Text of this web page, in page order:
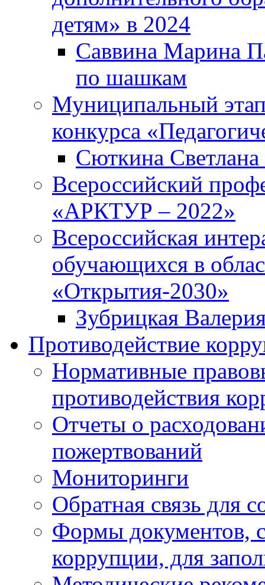
детям» в 2024
Саввина Марина
по шашкам
Муниципальный
конкурса
Сюткина Светлана
Всероссийский
«АРКТУР – 2022»
Всероссийская
обучающихся в
«Открытия-2030»
Зубрицкая
Противодействие
Нормативные
противодействия
Отчеты о
пожертвований
Мониторинги
Обратная связь для
Формы документов,
коррупции, для